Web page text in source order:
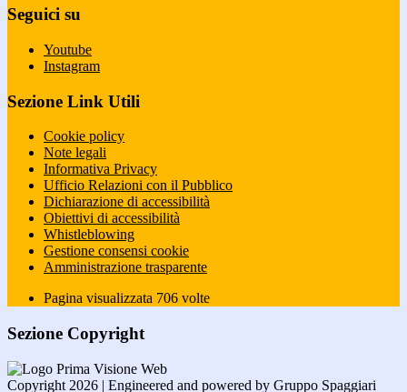
Seguici su
Youtube
Instagram
Sezione Link Utili
Cookie policy
Note legali
Informativa Privacy
Ufficio Relazioni con il Pubblico
Dichiarazione di accessibilità
Obiettivi di accessibilità
Whistleblowing
Gestione consensi cookie
Amministrazione trasparente
Pagina visualizzata 706 volte
Sezione Copyright
Copyright 2026 | Engineered and powered by Gruppo Spaggiari